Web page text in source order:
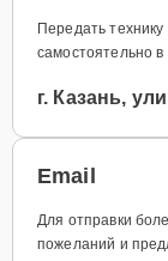
Передать
самостоятельно
г. Казань,
Email
Для отправки
пожеланий и